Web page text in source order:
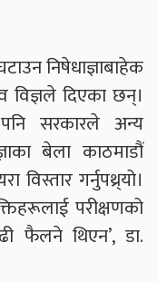
निषेधाज्ञाबाहेक
विज्ञले दिएका छन्।
सरकारले अन्य
बेला काठमाडौं
विस्तार गर्नुपथ्र्यो।
परीक्षणको
फैलने थिएन’, डा.